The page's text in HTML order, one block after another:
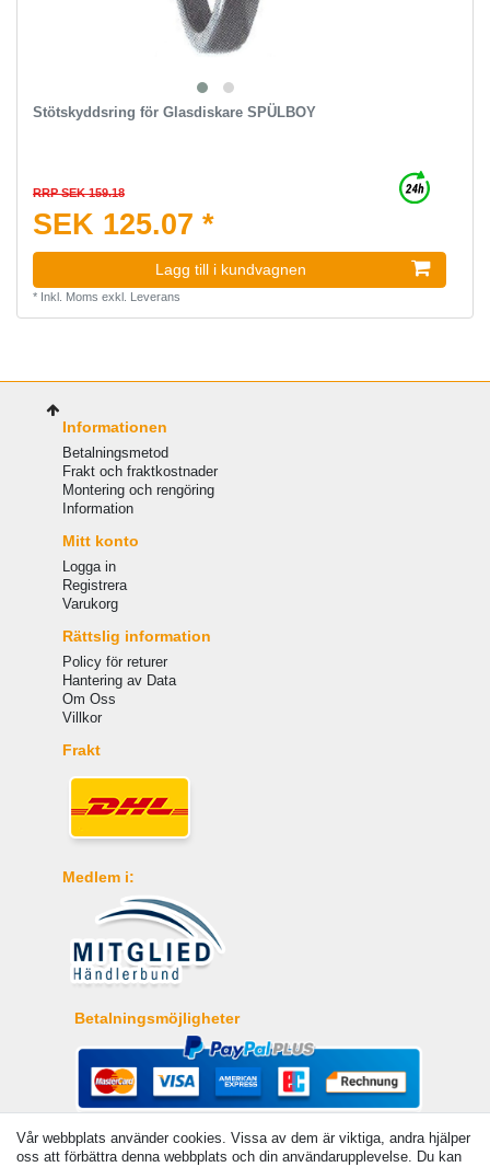
Stötskyddsring för Glasdiskare SPÜLBOY
RRP SEK 159.18
SEK 125.07 *
Lagg till i kundvagnen
* Inkl. Moms exkl. Leverans
Informationen
Betalningsmetod
Frakt och fraktkostnader
Montering och rengöring
Information
Mitt konto
Logga in
Registrera
Varukorg
Rättslig information
Policy för returer
Hantering av Data
Om Oss
Villkor
Frakt
Medlem i:
Betalningsmöjligheter
Vår webbplats använder cookies. Vissa av dem är viktiga, andra hjälper
oss att förbättra denna webbplats och din användarupplevelse. Du kan